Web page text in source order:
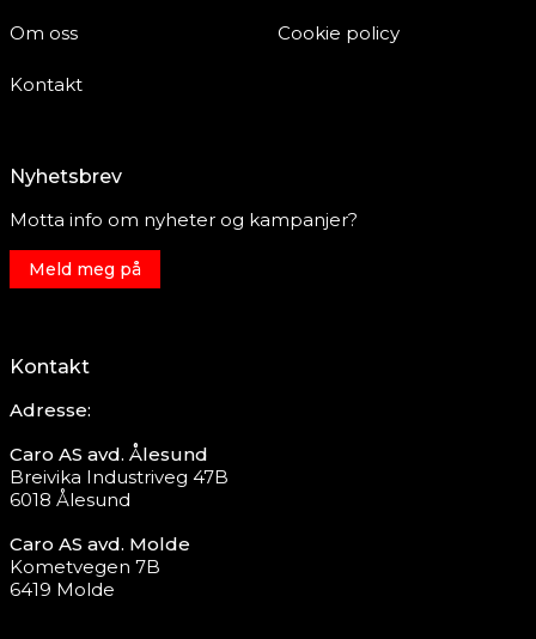
Om oss
Kontakt
Cookie policy
Nyhetsbrev
Motta info om nyheter og kampanjer?
Meld meg på
Kontakt
Adresse:
Caro AS avd. Ålesund
Breivika Industriveg 47B
6018 Ålesund
Caro AS avd. Molde
Kometvegen 7B
6419 Molde